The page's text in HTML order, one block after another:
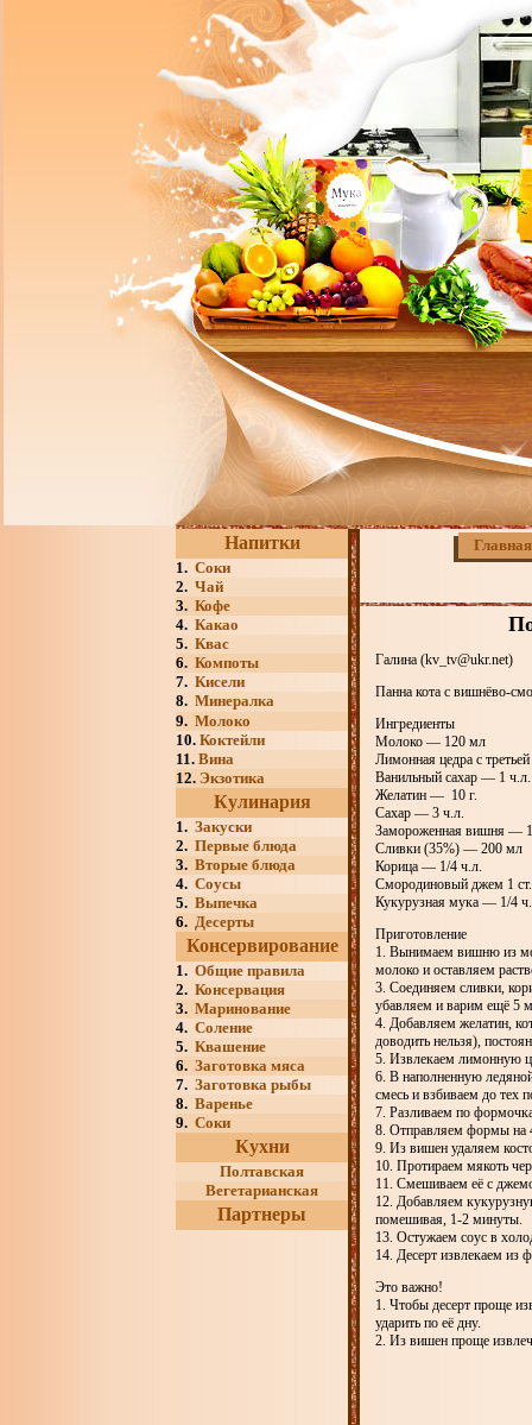
Напитки
1. Соки
2. Чай
3. Кофе
4. Какао
5. Квас
6. Компоты
7. Кисели
8. Минералка
9. Молоко
10. Коктейли
11. Вина
12. Экзотика
Кулинария
1. Закуски
2. Первые блюда
3. Вторые блюда
4. Соусы
5. Выпечка
6. Десерты
Консервирование
1. Общие правила
2. Консервация
3. Маринование
4. Соление
5. Квашение
6. Заготовка мяса
7. Заготовка рыбы
8. Варенье
9. Соки
Кухни
Полтавская
Вегетарианская
Партнеры
Главная
Галина (kv_tv@ukr.net)
Панна кота с вишнёво-
Ингредиенты
Молоко — 120 мл
Лимонная цедра с
Ванильный сахар — 1 ч.л.
Желатин — 10 г.
Сахар — 3 ч.л.
Замороженная вишня —
Сливки (35%) — 200 мл
Корица — 1/4 ч.л.
Смородиновый джем 1
Кукурузная мука — 1/4
Приготовление
1. Вынимаем вишню из
молоко и оставляем
3. Соединяем сливки,
убавляем и варим ещё 5
4. Добавляем желатин,
доводить нельзя),
5. Извлекаем лимонную
6. В наполненную
смесь и взбиваем до тех
7. Разливаем по
8. Отправляем формы на
9. Из вишен удаляем
10. Протираем мякоть
11. Смешиваем её с
12. Добавляем
помешивая, 1-2 минуты.
13. Остужаем соус в
14. Десерт извлекаем из
Это важно!
1. Чтобы десерт проще
ударить по её дну.
2. Из вишен проще